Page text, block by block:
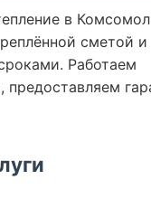
в
сметой и
Работаем
предоставляем